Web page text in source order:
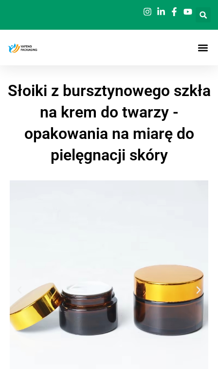
treści
Słoiki z bursztynowego szkła
na krem do twarzy -
opakowania na miarę do
pielęgnacji skóry